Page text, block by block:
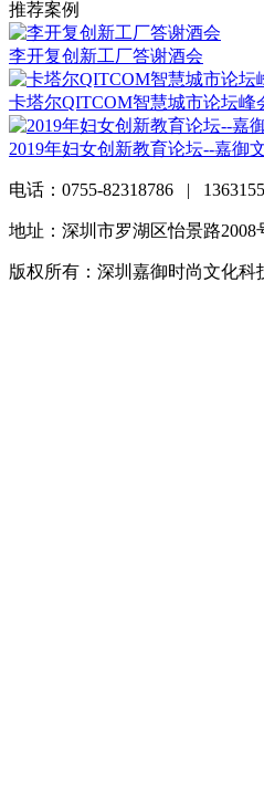
推荐案例
李开复创新工厂答谢酒会
卡塔尔QITCOM智慧城市论坛峰
2019年妇女创新教育论坛--嘉御
电话：0755-82318786 |
地址：深圳市罗湖区怡景路2008
版权所有：深圳嘉御时尚文化科